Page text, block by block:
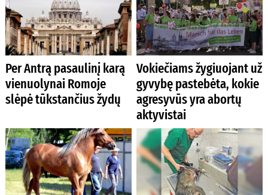
Per Antrą pasaulinį karą
vienuolynai Romoje
slėpė tūkstančius žydų
Vokiečiams žygiuojant už
gyvybę pastebėta, kokie
agresyvūs yra abortų
aktyvistai